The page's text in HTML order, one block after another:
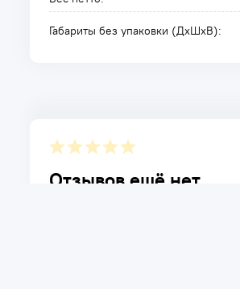
Габариты без упаковки (ДxШxВ):
Отзывов ещё нет.